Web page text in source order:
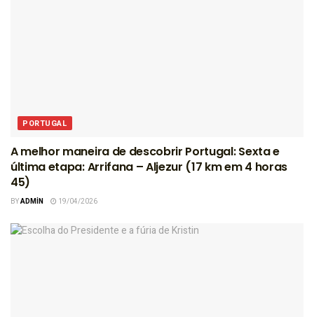
PORTUGAL
A melhor maneira de descobrir Portugal: Sexta e
última etapa: Arrifana – Aljezur (17 km em 4 horas
45)
BYADMIN 19/04/2026